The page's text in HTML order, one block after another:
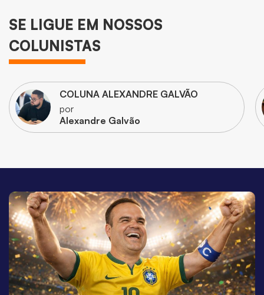
SE LIGUE EM NOSSOS
COLUNISTAS
COLUNA ALEXANDRE GALVÃO
por
Alexandre Galvão